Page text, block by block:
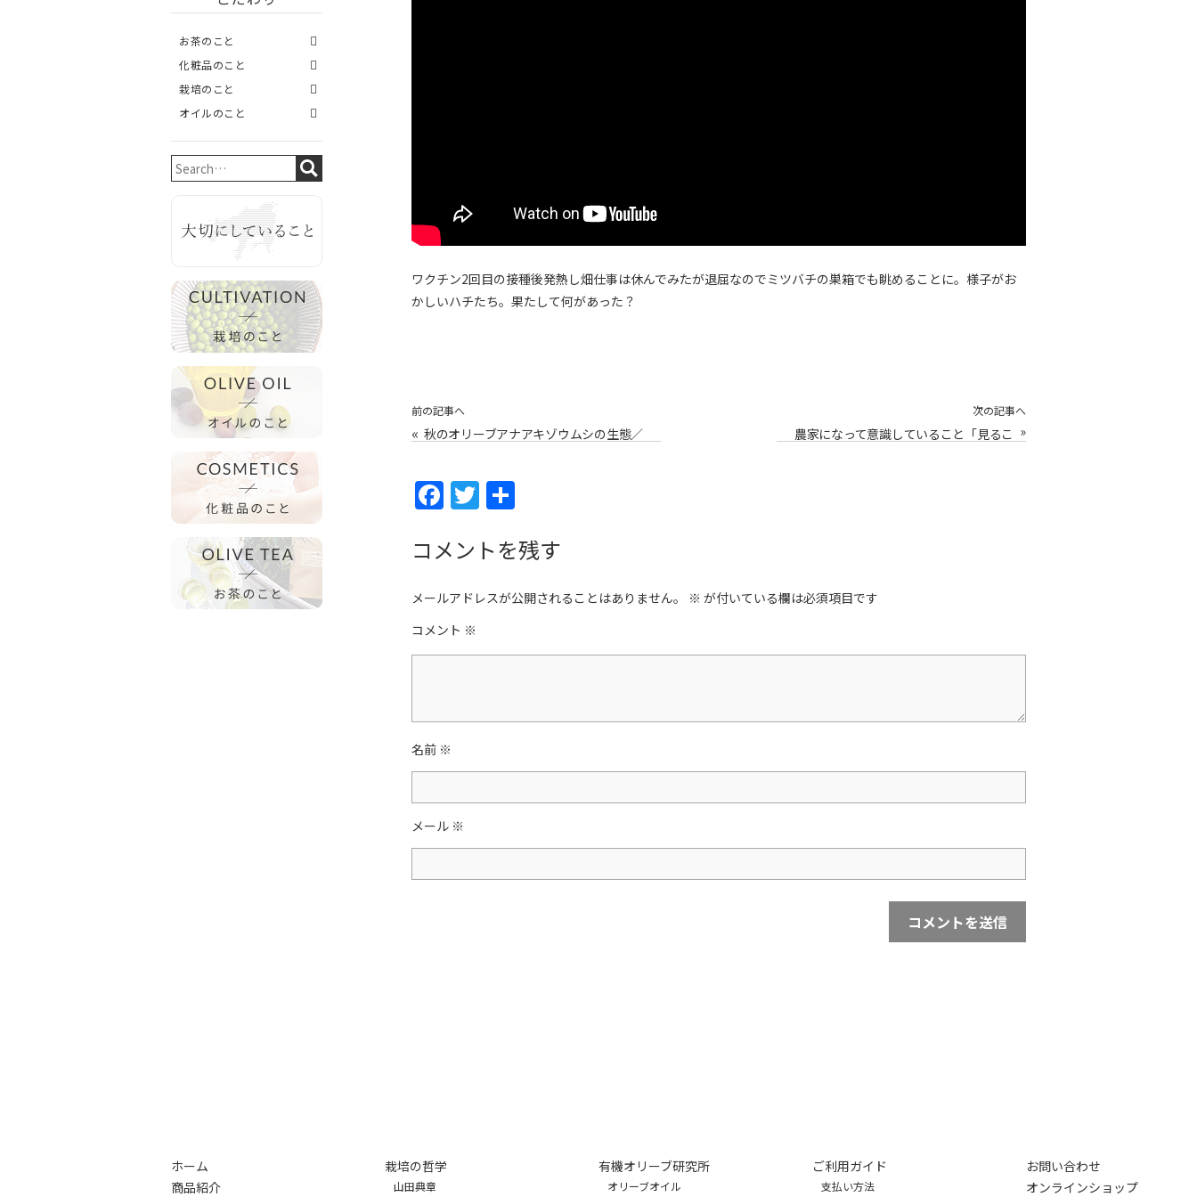
ワクチン2回目の接種後発熱し畑仕事は休んでみたが退屈なのでミツバチの巣箱でも眺めることに。様子がお
かしいハチたち。果たして何があった？
前の記事へ
« 秋のオリーブアナアキゾウムシの生態／
次の記事へ
農家になって意識していること「見るこ »
F
c
b
o
o
T
itt
コメントを残す
メールアドレスが公開されることはありません。 ※ が付いている欄は必須項目です
コメント ※
名前 ※
メール ※
お茶のこと
化粧品のこと
栽培のこと
オイルのこと
ホーム
商品紹介
栽培の哲学
山田典章
有機オリーブ研究所
オリーブオイル
ご利用ガイド
支払い方法
お問い合わせ
オンラインショップ